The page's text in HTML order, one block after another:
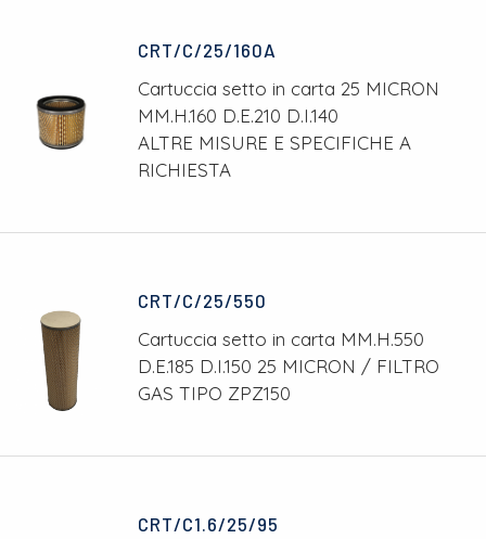
CRT/C/25/160A
Cartuccia setto in carta 25 MICRON
MM.H.160 D.E.210 D.I.140
ALTRE MISURE E SPECIFICHE A
RICHIESTA
CRT/C/25/550
Cartuccia setto in carta MM.H.550
D.E.185 D.I.150 25 MICRON / FILTRO
GAS TIPO ZPZ150
CRT/C1.6/25/95